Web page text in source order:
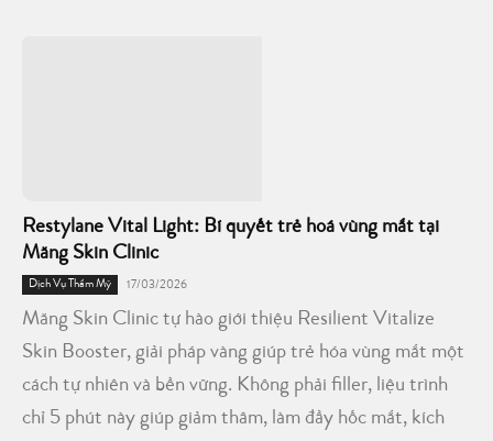
Restylane Vital Light: Bí quyết trẻ hoá vùng mắt tại
Măng Skin Clinic
Dịch Vụ Thẩm Mỹ 17/03/2026
Măng Skin Clinic tự hào giới thiệu Resilient Vitalize
Skin Booster, giải pháp vàng giúp trẻ hóa vùng mắt một
cách tự nhiên và bền vững. Không phải filler, liệu trình
chỉ 5 phút này giúp giảm thâm, làm đầy hốc mắt, kích